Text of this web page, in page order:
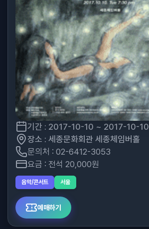
기간 : 2017-10-10 ~ 2017-10-10
장소 : 세종문화회관 세종체임버홀
문의처 : 02-6412-3053
요금 : 전석 20,000원
음악/콘서트 서울
예매하기